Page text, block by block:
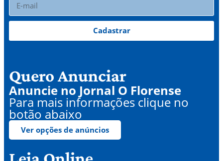
Cadastrar
Quero Anunciar
Anuncie no Jornal O Florense
Para mais informações clique no
botão abaixo
Ver opções de anúncios